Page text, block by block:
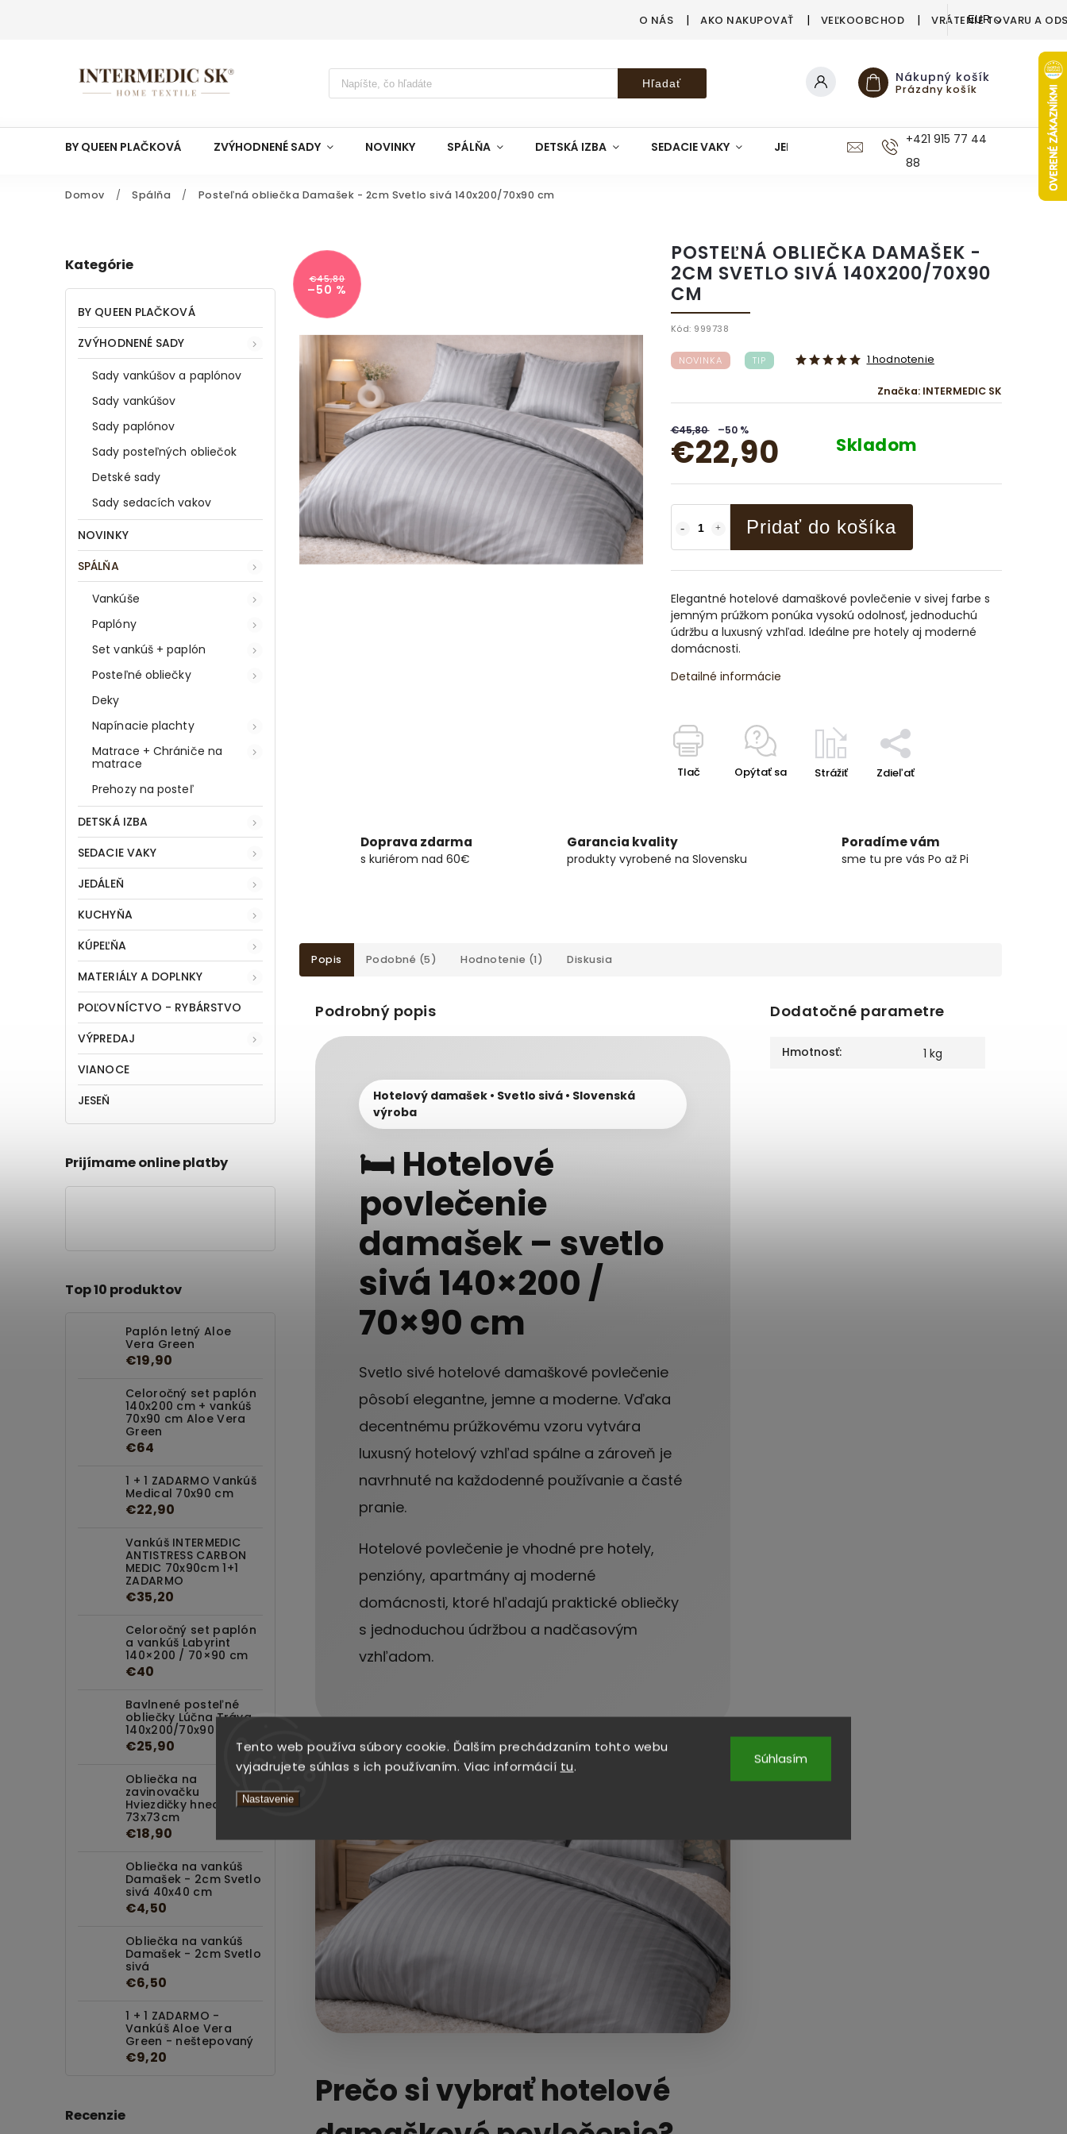
Tento web používa súbory cookie. Ďalším prechádzaním tohto webu
vyjadrujete súhlas s ich používaním. Viac informácií tu.
Nastavenie
Súhlasím
O NÁS AKO NAKUPOVAŤ VEĽKOOBCHOD VRÁTENIE TOVARU A
EUR
Hľadať Nákupný košík
Prázdny košík
BY QUEEN PLAČKOVÁ ZVÝHODNENÉ SADY NOVINKY SPÁLŇA DETSKÁ IZBA SEDACIE VAKY JEDÁLEŇ KUCHYŇA KÚPEĽŇA
+421 915 77 44
88
Domov / Spálňa / Posteľná obliečka Damašek - 2cm Svetlo sivá 140x200/70x90 cm
Kategórie
BY QUEEN PLAČKOVÁ
ZVÝHODNENÉ SADY
Sady vankúšov a paplónov
Sady vankúšov
Sady paplónov
Sady posteľných obliečok
Detské sady
Sady sedacích vakov
NOVINKY
SPÁLŇA
Vankúše
Paplóny
Set vankúš + paplón
Posteľné obliečky
Deky
Napínacie plachty
Matrace + Chrániče na
matrace
Prehozy na posteľ
DETSKÁ IZBA
SEDACIE VAKY
JEDÁLEŇ
KUCHYŇA
KÚPEĽŇA
MATERIÁLY A DOPLNKY
POĽOVNÍCTVO - RYBÁRSTVO
VÝPREDAJ
VIANOCE
JESEŇ
Prijímame online platby
Top 10 produktov
Paplón letný Aloe
Vera Green
€19,90
Celoročný set paplón
140x200 cm + vankúš
70x90 cm Aloe Vera
Green
€64
1 + 1 ZADARMO Vankúš
Medical 70x90 cm
€22,90
Vankúš INTERMEDIC
ANTISTRESS CARBON
MEDIC 70x90cm 1+1
ZADARMO
€35,20
Celoročný set paplón
a vankúš Labyrint
140×200 / 70×90 cm
€40
Bavlnené posteľné
obliečky Lúčna Tráva
140x200/70x90 cm
€25,90
Obliečka na
zavinovačku
Hviezdičky hnedé
73x73cm
€18,90
Obliečka na vankúš
Damašek - 2cm Svetlo
sivá 40x40 cm
€4,50
Obliečka na vankúš
Damašek - 2cm Svetlo
sivá
€6,50
1 + 1 ZADARMO -
Vankúš Aloe Vera
Green - neštepovaný
€9,20
Recenzie
€45,80
–50 %
POSTEĽNÁ OBLIEČKA DAMAŠEK -
2CM SVETLO SIVÁ 140X200/70X90
CM
Kód: 999738
NOVINKA TIP 1 hodnotenie
Značka: INTERMEDIC SK
€45,80 –50 %
€22,90 Skladom
Pridať do košíka
Elegantné hotelové damaškové povlečenie v sivej farbe s
jemným prúžkom ponúka vysokú odolnosť, jednoduchú
údržbu a luxusný vzhľad. Ideálne pre hotely aj moderné
domácnosti.
Detailné informácie
Tlač Opýtať sa Strážiť Zdieľať
Doprava zdarma
s kuriérom nad 60€
Garancia kvality
produkty vyrobené na Slovensku
Poradíme vám
sme tu pre vás Po až Pi
Popis Podobné (5) Hodnotenie (1) Diskusia
Podrobný popis
Hotelový damašek • Svetlo sivá • Slovenská
výroba
🛏️ Hotelové
povlečenie
damašek – svetlo
sivá 140×200 /
70×90 cm
Svetlo sivé hotelové damaškové povlečenie
pôsobí elegantne, jemne a moderne. Vďaka
decentnému prúžkovému vzoru vytvára
luxusný hotelový vzhľad spálne a zároveň je
navrhnuté na každodenné používanie a časté
pranie.
Hotelové povlečenie je vhodné pre hotely,
penzióny, apartmány aj moderné
domácnosti, ktoré hľadajú praktické obliečky
s jednoduchou údržbou a nadčasovým
vzhľadom.
Prečo si vybrať hotelové
Dodatočné parametre
Hmotnosť: 1 kg